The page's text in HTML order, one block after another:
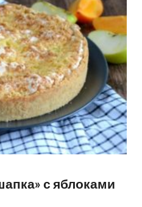
с яблоками